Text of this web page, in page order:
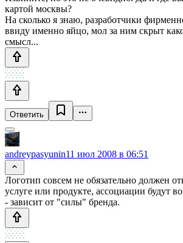
картой москвы?
На сколько я знаю, разработчики
ввиду именно яйцо, мол за ним скрыт
смысл...
Ответить
andreypasyunin11 июл 2008 в 06:51
Логотип совсем не обязательно должен
услуге или продукте, ассоциации будут
- зависит от "силы" бренда.